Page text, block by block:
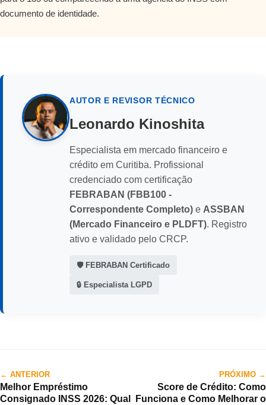
documento de identidade.
AUTOR E REVISOR TÉCNICO
Leonardo Kinoshita
Especialista em mercado financeiro e
crédito em Curitiba. Profissional
credenciado com certificação
FEBRABAN (FBB100 -
Correspondente Completo) e ASSBAN
(Mercado Financeiro e PLDFT). Registro
ativo e validado pelo CRCP.
🛡️ FEBRABAN Certificado
🔒 Especialista LGPD
← ANTERIOR
Melhor Empréstimo
Consignado INSS 2026: Qual
PRÓXIMO →
Score de Crédito: Como
Funciona e Como Melhorar o